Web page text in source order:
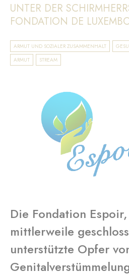
UNTER DER
FONDATION DE
ARMUT UND SOZIALER ZUSAMMENHALT
ARMUT
STREAM
Die Fondation
mittlerweile
unterstützte Opfer